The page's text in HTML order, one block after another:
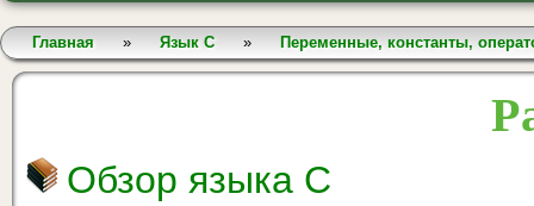
Вы здесь
Главная » Язык С » Переменные, константы,
Обзор языка С